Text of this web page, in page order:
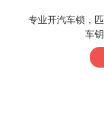
专业开汽车锁，
车